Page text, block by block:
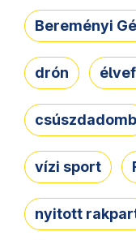
Bereményi
drón
csúszdadomb
vízi sport
nyitott